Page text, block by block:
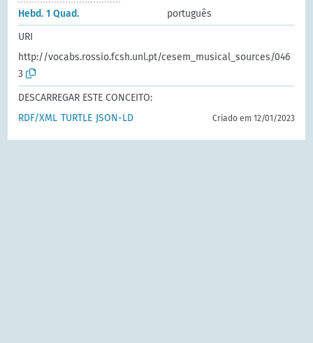
Hebd. 1 Quad.
português
URI
http://vocabs.rossio.fcsh.unl.pt/cesem_musical_sources/046
3
DESCARREGAR ESTE CONCEITO:
RDF/XML TURTLE JSON-LD Criado em 12/01/2023